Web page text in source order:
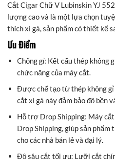
Cắt Cigar Chữ V Lubinskin YJ
lượng cao và là một lựa chọn
thích xì gà, sản phẩm có thiết kế
Ưu Điểm
Chống gỉ: Kết cấu thép không
chức năng của máy cắt.
Được chế tạo từ thép không gỉ
cắt xì gà này đảm bảo độ bền
Hỗ trợ Drop Shipping: Máy
Drop Shipping, giúp sản
cho các nhà bán lẻ và đại lý.
Độ sâu cắt tối ưu: Lưỡi cắt